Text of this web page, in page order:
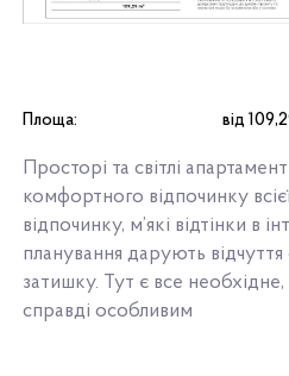
Площа: від
Просторі та світлі
комфортного відпочинку
відпочинку, м’які відтінки в
планування дарують
затишку. Тут є все
справді особливим